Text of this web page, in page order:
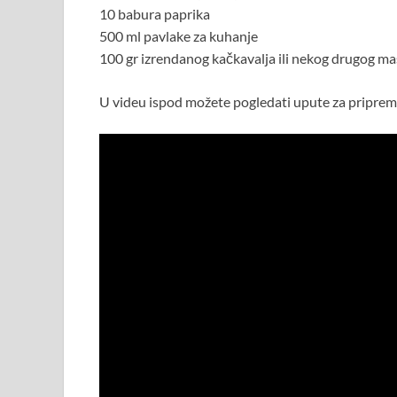
10 babura paprika
500 ml pavlake za kuhanje
100 gr izrendanog kačkavalja ili nekog drugog
U videu ispod možete pogledati upute za